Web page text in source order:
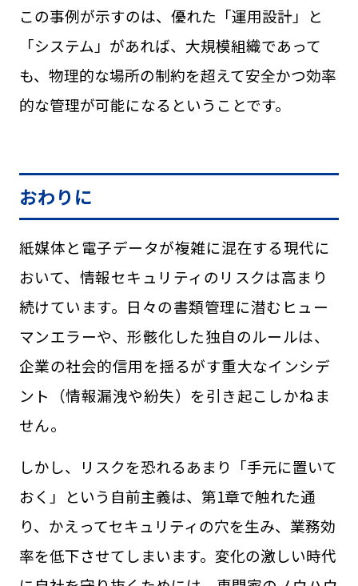
この事例が示すのは、優れた「運用設計」と
「システム」があれば、大規模組織であって
も、物理的な場所の制約を超えて安全かつ効率
的な管理が可能になるということです。
おわりに
紙媒体と電子データが複雑に混在する現代に
おいて、情報セキュリティのリスクは高まり
続けています。日々の書類管理に潜むヒュー
マンエラーや、形骸化した独自のルールは、
企業の社会的信用を揺るがす重大なインシデ
ント（情報漏洩や紛失）を引き起こしかねま
せん。
しかし、リスクを恐れるあまり「手元に置いて
おく」という自前主義は、第1章で触れた通
り、かえってセキュリティの穴を生み、業務効
率を低下させてしまいます。変化の激しい時代